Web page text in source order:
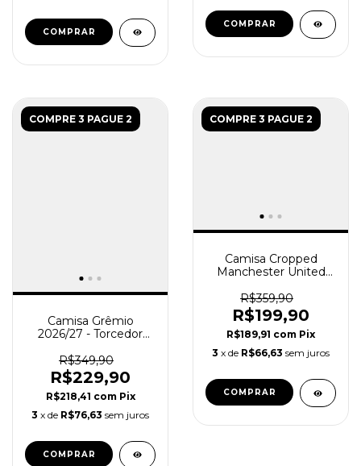
COMPRAR
COMPRAR
COMPRE 3 PAGUE 2
Camisa Grêmio
2026/27 - Torcedor
- Tricolor
R$349,90
R$229,90
R$218,41 com Pix
3 x de R$76,63 sem juros
COMPRAR
COMPRE 3 PAGUE 2
Camisa Cropped
Manchester United
Preta
R$359,90
R$199,90
R$189,91 com Pix
3 x de R$66,63 sem juros
COMPRAR